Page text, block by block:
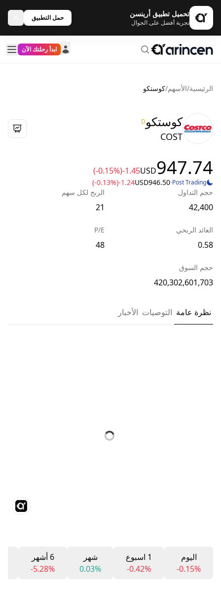
تحميل تطبيق أرينسن
تجربة أفضل على الجوال
حمل التطبيق
ابدأ رحلتك الآن
الرئيسية/الأسهم/كوستكو
كوستكوD
COST
947.74
USD
-1.45
(-0.15%)
Post Trading
·
946.50
USD
-1.24
(-0.13%)
حجم التداول
42,400
الربح لكل سهم
21
العائد الربحي
0.58
P/E
48
حجم السوق
420,302,601,703
نظرة عامة التوصيات الأخبار
اليوم
-0.15%
1 اسبوع
-0.42%
شهر
0.03%
6 أشهر
-5.28%